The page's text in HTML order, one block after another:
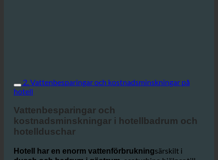
2. Vattenbesparingar och kostnadsminskningar på
hotell
Vattenbesparingar och
hotellduschar